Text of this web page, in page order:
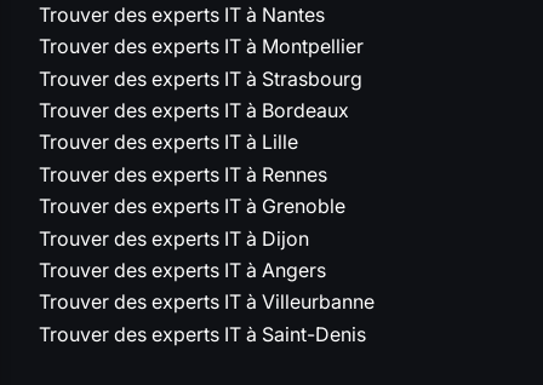
Trouver des experts IT à Nantes
Trouver des experts IT à Montpellier
Trouver des experts IT à Strasbourg
Trouver des experts IT à Bordeaux
Trouver des experts IT à Lille
Trouver des experts IT à Rennes
Trouver des experts IT à Grenoble
Trouver des experts IT à Dijon
Trouver des experts IT à Angers
Trouver des experts IT à Villeurbanne
Trouver des experts IT à Saint-Denis